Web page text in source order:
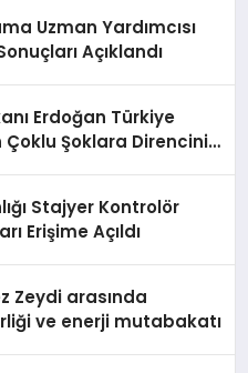
Uzman Yardımcısı
Açıklandı
Erdoğan Türkiye
Çoklu Şoklara Direncini
Stajyer Kontrolör
Erişime Açıldı
Zeydi arasında
ve enerji mutabakatı